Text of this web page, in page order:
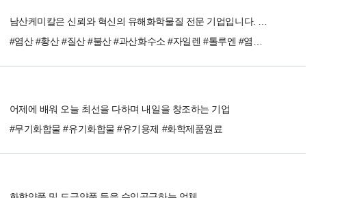
어제에 배워 오늘 최선을 다하며 내일을 창조하는 기업
#무기화합물 #유기화합물 #유기용제 #화학제품원료